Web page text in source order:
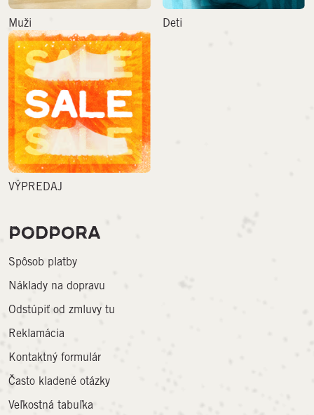
Muži Deti
VÝPREDAJ
PODPORA
Spôsob platby
Náklady na dopravu
Odstúpiť od zmluvy tu
Reklamácia
Kontaktný formulár
Často kladené otázky
Veľkostná tabuľka